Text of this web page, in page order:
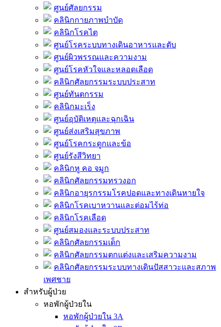
ศูนย์ศัลยกรรม
คลินิกกายภาพบำบัด
คลินิกโรคไต
ศูนย์โรคระบบทางเดินอาหารและตับ
ศูนย์ผิวพรรณและความงาม
ศูนย์โรคหัวใจและหลอดเลือด
คลินิกศัลยกรรมระบบประสาท
ศูนย์ทันตกรรม
คลินิกมะเร็ง
ศูนย์อุบัติเหตุและฉุกเฉิน
ศูนย์ส่งเสริมสุขภาพ
ศูนย์โรคกระดูกและข้อ
ศูนย์รังสีวิทยา
คลินิกหู คอ จมูก
คลินิกศัลยกรรมทรวงอก
คลินิกอายุรกรรมโรคปอดและทางเดินหายใจ
คลินิกโรคเบาหวานและต่อมไร้ท่อ
คลินิกโรคเลือด
ศูนย์สมองและระบบประสาท
คลินิกศัลยกรรมเด็ก
คลินิกศัลยกรรมตกแต่งและเสริมความงาม
คลินิกศัลยกรรมระบบทางเดินปัสสาวะและสภาพ
เพศชาย
สำหรับผู้ป่วย
หอพักผู้ป่วยใน
หอพักผู้ป่วยใน 3A